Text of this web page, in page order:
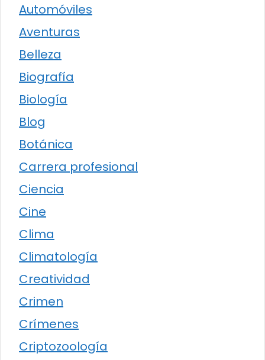
Automóviles
Aventuras
Belleza
Biografía
Biología
Blog
Botánica
Carrera profesional
Ciencia
Cine
Clima
Climatología
Creatividad
Crimen
Crímenes
Criptozoología